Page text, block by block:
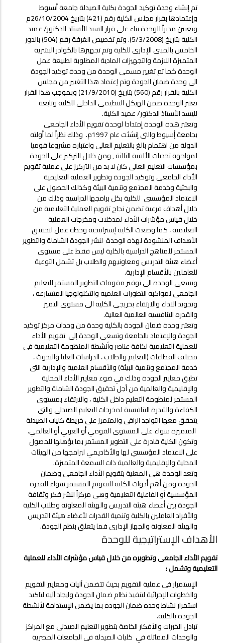
تم إنشاء وحدة توكيد الجودة بكلية الصيدلة جامعة أسيوط
وإعتمادها بقرار مجلس الكلية رقم (421) بتاريخ 26/10/2004م
وتعيين مديراً للوحدة بناء على قرار السيد الأستاذ الدكتور/ عميد
الكلية بتاريخ (5/3/2008). وتم تخصيص الغرفة رقم (504) بالدور
الخامس بالمبنى الإدارى للكلية وتم تجهيزها بالكوادر البشرية
المتميزة اللازمة والتجهيزات المادية المطلوبة لطبيعة عمل
الوحدة كما تم تغيير مسمى الوحدة من وحدة توكيد الجودة
الى وحدة ضمان الجودة وتم إعتماد هذا التغيير من مجلس
الكلية بالقرار رقم (560) بتاريخ (21/9/2010) وبموجب هذا القرار
تعتبر الوحدة ضمن الهيكل التنظيمى الداخلى للكلية وتابعة
لليسد الأستاذ الدكتور/ عميد الكلية.
وتعتبر هذه الوحدة إمتدادا لوحدة تقويم الأداء الجامعى
بجامعة أٍسيوط والتى إنشئت عام 1997م. وذلك نظراً لما أولته
الدولة من اهتمام بالغ بالتعليم العالى واعتباره مشروعا قوميا
لمواجهة تحديات الألفية الثالثة , ومن خلال التركيز على الجودة
بمؤسسات التعليم العالى كان لا بد من التركيز على عملية تقويم
الأداء الجامعى وتوكيد الجودة وتطوير العملية التعليمية
والبحثية وخدمة المجتمع وتنمية البيئة وكذلك الحصول على
الاعتماد المؤسسى للكلية بكل برامجها الدراسية وذلك من
خلال أهداف فرعية تضمن نجاح تقويم العملية التعليمية من
خلال قياس مؤشرات الأداء لمدخلات ومخرجات العملية
التعليمية ، كما وضعت الكلية إستراتيجية وخطة عمل لتحقيق
الأهداف المنشودة لهذه الوحدة لنشر الجودة الشاملة والتطوير
المستمر للمناهج الدراسية بالكلية ليس فقط على مستوى
أعضاء هيئة التدريس ومعاونيهم والطلاب بل تشمل التوعية
للعاملين بالأقسام الإدارية.
وتسعى الوحده الى توفير مقومات التطوير المستمر للتعليم
الجامعى لمواكبه التطورات العلميه والتكنولوجيا المتسارعه ،
وتجويد الاداء والارتقاء بخريجى الكليه الى مستوى التميز
والقدره التنافسيه العالمية العالية.
وتعتبر وحدة ضمان الجودة بالكلية وحدة من وحدات مركز توكيد
الجودة والإعتماد بالجامعة وتسعى الوحدة إلى تقويم الأداء
للعملية التعليمية لكافة عناصر وأنشطة المنظومة التعليمية فى
مختلف القطاعات (التعليم والطلاب ، الدراسات العليا والبحوث ،
خدمة المجتمع وتنمية البيئة) والأقسام العلمية والإدارية التى
تطبق معايير الجودة وذلك في ضوء معايير الأداء المحلية
والإقليمية والعالمية من أجل تحقيق الجودة الشاملة والتطوير
المستمر لمنظومة التعليم داخل الكلية ، والارتقاء بمستوى
الكفاءة والقدرة التنافسية لمخرجات التعليم الصيدلى والتي
يتحقق معها التواجد الراقى والمتميز على خريطة كليات الصيدلة
المتميزة سواء على المستوى القومي أو العربي أو العالمي.
وتكون الكلية قادرة على التطوير المستمر بما يؤهلها للحصول
على الاعتماد المؤسسي لها والأكاديمي لبرامجها من الهيئات
المحلية والإقليمية والعالمية ذات السمعة المتميزة.
وتعد الوحدة هى المعنية بتقويم الأداء الجامعى وضمان
الجودة ومن أهم أدوات الكلية للتقويم المستمر سواء للقدرة
المؤسسية أو الفاعلية التعليمية وهى مركزاً لنشر فكر وثقافة
الجودة بين أعضاء هيئة التدريس والهيئة المعاونة وطلاب الكلية
والأفراد العاملين بالكلية وتنمية القدرات لأعضاء هيئة التدريس
والهيئة المعاونة والجهاز الإدارى فما يتعلق بنظم الجودة.
الأهداف الإستراتيجية للوحدة
تقويم الأداء الجامعى وتطويره من خلال قياس مؤشرات الأداء للعملية
التعليمية وتشمل :
الإستمرار فى عملية التقويم بحيث تتضمن آليات ومعايير التقويم
والخطوات الإجرائية لتنفيذ نظام ضمان الجودة وايجاد آليه لتاكيد
استمرار نشاط وحده ضمان الجوده بما يضمن الإستدامة لأنشطة
الجودة بالكلية.
تبادل الخبرات والأفكار الخاصة بتطوير التعليم الصيدلى مع المراكز
والوحدات المماثلة في كليات الصيدلة فى الجامعات المصرية